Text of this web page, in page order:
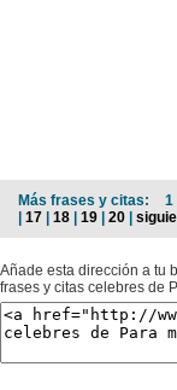
Más frases y citas: 1
| 17 | 18 | 19 | 20 |
Añade esta dirección a tu
frases y citas celebres de